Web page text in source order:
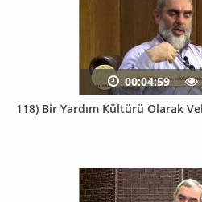
118) Bir Yardım Kültürü Olarak
00:04:59